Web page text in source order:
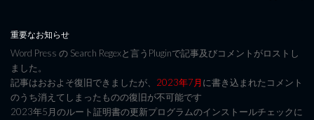
重要なお知らせ
Word Press の Search Regexと言うPluginで記事及びコメントがロストし
ました。
記事はおおよそ復旧できましたが、 2023年7月に書き込まれたコメント
のうち消えてしまったものの復旧が不可能です
2023年5月のルート証明書の更新プログラムのインストールチェックに